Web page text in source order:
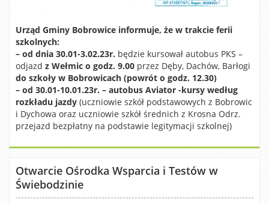
Urząd Gminy Bobrowice informuje, że w trakcie ferii
szkolnych:
– od dnia 30.01-3.02.23r. będzie kursował autobus PKS –
odjazd z Wełmic o godz. 9.00 przez Dęby, Dachów, Barłogi
do szkoły w Bobrowicach (powrót o godz. 12.30)
– od 30.01-10.01.23r. – autobus Aviator -kursy według
rozkładu jazdy (uczniowie szkół podstawowych z Bobrowic
i Dychowa oraz uczniowie szkół średnich z Krosna Odrz.
przejazd bezpłatny na podstawie legitymacji szkolnej)
Otwarcie Ośrodka Wsparcia i Testów w
Świebodzinie